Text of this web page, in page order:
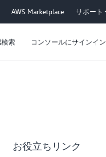
AWS Marketplace サポート
検索 コンソールにサインイン
お役立ちリンク